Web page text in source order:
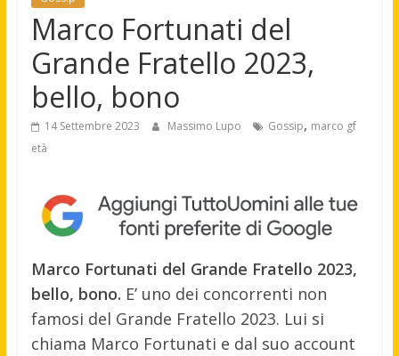
Marco Fortunati del
Grande Fratello 2023,
bello, bono
14 Settembre 2023 Massimo Lupo Gossip, marco gf
età
Marco Fortunati del Grande Fratello 2023,
bello, bono. E’ uno dei concorrenti non
famosi del Grande Fratello 2023. Lui si
chiama Marco Fortunati e dal suo account